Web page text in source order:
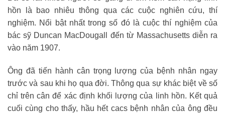
hồn là bao nhiêu thông qua các cuộc nghiên cứu, thí
nghiệm. Nổi bật nhất trong số đó là cuộc thí nghiệm của
bác sỹ Duncan MacDougall đến từ Massachusetts diễn ra
vào năm 1907.
Ông đã tiến hành cân trọng lượng của bệnh nhân ngay
trước và sau khi họ qua đời. Thông qua sự khác biệt về số
chỉ trên cân để xác định khối lượng của linh hồn. Kết quả
cuối cùng cho thấy, hầu hết cacs bệnh nhân của ông đều